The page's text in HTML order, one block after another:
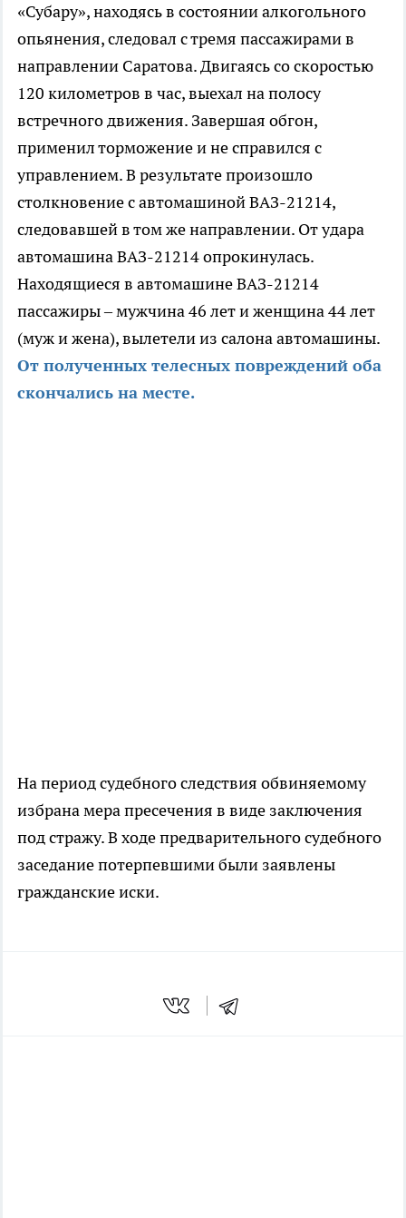
«Субару», находясь в состоянии алкогольного
опьянения, следовал с тремя пассажирами в
направлении Саратова. Двигаясь со скоростью
120 километров в час, выехал на полосу
встречного движения. Завершая обгон,
применил торможение и не справился с
управлением. В результате произошло
столкновение с автомашиной ВАЗ-21214,
следовавшей в том же направлении. От удара
автомашина ВАЗ-21214 опрокинулась.
Находящиеся в автомашине ВАЗ-21214
пассажиры – мужчина 46 лет и женщина 44 лет
(муж и жена), вылетели из салона автомашины.
От полученных телесных повреждений оба
скончались на месте.
На период судебного следствия обвиняемому
избрана мера пресечения в виде заключения
под стражу. В ходе предварительного судебного
заседание потерпевшими были заявлены
гражданские иски.